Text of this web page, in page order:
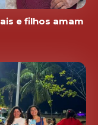
e filhos amam